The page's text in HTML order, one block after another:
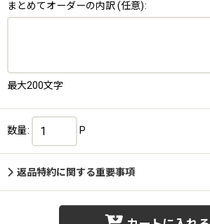
まとめてオーダーの内訳 (任意):
最大200文字
数量: P
返品特約に関する重要事項